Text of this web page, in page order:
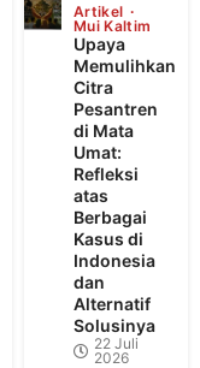
Artikel
Mui Kaltim
Upaya
Memulihkan
Citra
Pesantren
di Mata
Umat:
Refleksi
atas
Berbagai
Kasus di
Indonesia
dan
Alternatif
Solusinya
22 Juli
2026